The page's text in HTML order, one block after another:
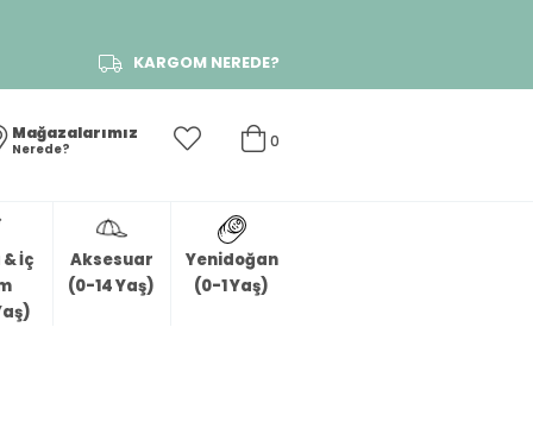
KARGOM NEREDE?
0
Mağazalarımız
Nerede?
İç
Aksesuar
(0-14 Yaş)
Yenidoğan
(0-1 Yaş)